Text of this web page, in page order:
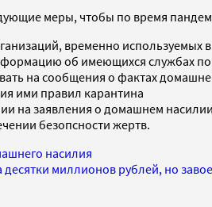
меры, чтобы по время
временно используемых
об имеющихся службах
на сообщения о фактах
ими правил карантина
на заявления о домашнем
безопсности жертв.
насилия
миллионов рублей, но